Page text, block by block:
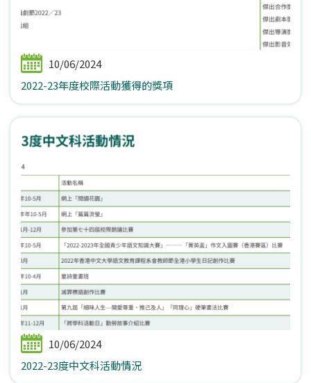
10/06/2024
2022-23年度校際活動獲得的獎項
10/06/2024
2022-23度中文科活動情況